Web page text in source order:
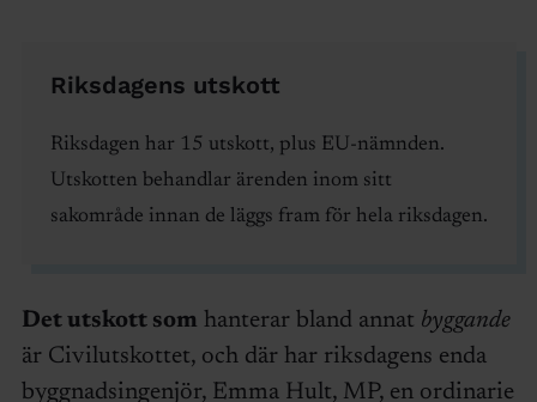
Riksdagens utskott
Riksdagen har 15 utskott, plus EU-nämnden.
Utskotten behandlar ärenden inom sitt
sakområde innan de läggs fram för hela riksdagen.
Det utskott som hanterar bland annat byggande
är Civilutskottet, och där har riksdagens enda
byggnadsingenjör, Emma Hult, MP, en ordinarie